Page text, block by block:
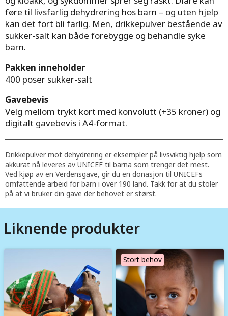
føre til livsfarlig dehydrering hos barn – og uten hjelp
kan det fort bli farlig. Men, drikkepulver bestående av
sukker-salt kan både forebygge og behandle syke
barn.
Pakken inneholder
400 poser sukker-salt
Gavebevis
Velg mellom trykt kort med konvolutt (+35 kroner) og
digitalt gavebevis i A4-format.
Drikkepulver mot dehydrering er eksempler på livsviktig hjelp som
akkurat nå leveres av UNICEF til barna som trenger det mest.
Ved kjøp av en Verdensgave, gir du en donasjon til UNICEFs
omfattende arbeid for barn i over 190 land. Takk for at du stoler
på at vi bruker din gave der behovet er størst.
Liknende produkter
Stort behov
Image